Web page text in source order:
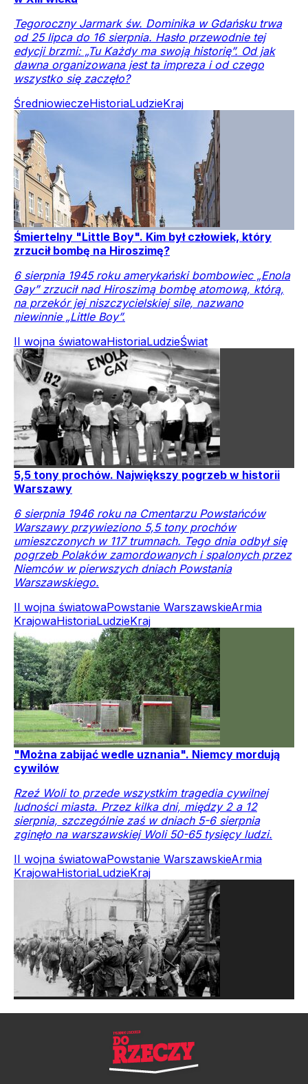
Tegoroczny Jarmark św. Dominika w Gdańsku trwa
od 25 lipca do 16 sierpnia. Hasło przewodnie tej
edycji brzmi: „Tu Każdy ma swoją historię”. Od jak
dawna organizowana jest ta impreza i od czego
wszystko się zaczęło?
ŚredniowieczeHistoriaLudzieKraj
Śmiertelny "Little Boy". Kim był człowiek, który
zrzucił bombę na Hiroszimę?
6 sierpnia 1945 roku amerykański bombowiec „Enola
Gay” zrzucił nad Hiroszimą bombę atomową, którą,
na przekór jej niszczycielskiej sile, nazwano
niewinnie „Little Boy”.
II wojna światowaHistoriaLudzieŚwiat
5,5 tony prochów. Największy pogrzeb w historii
Warszawy
6 sierpnia 1946 roku na Cmentarzu Powstańców
Warszawy przywieziono 5,5 tony prochów
umieszczonych w 117 trumnach. Tego dnia odbył się
pogrzeb Polaków zamordowanych i spalonych przez
Niemców w pierwszych dniach Powstania
Warszawskiego.
II wojna światowaPowstanie WarszawskieArmia
KrajowaHistoriaLudzieKraj
"Można zabijać wedle uznania". Niemcy mordują
cywilów
Rzeź Woli to przede wszystkim tragedia cywilnej
ludności miasta. Przez kilka dni, między 2 a 12
sierpnia, szczególnie zaś w dniach 5-6 sierpnia
zginęło na warszawskiej Woli 50-65 tysięcy ludzi.
II wojna światowaPowstanie WarszawskieArmia
KrajowaHistoriaLudzieKraj